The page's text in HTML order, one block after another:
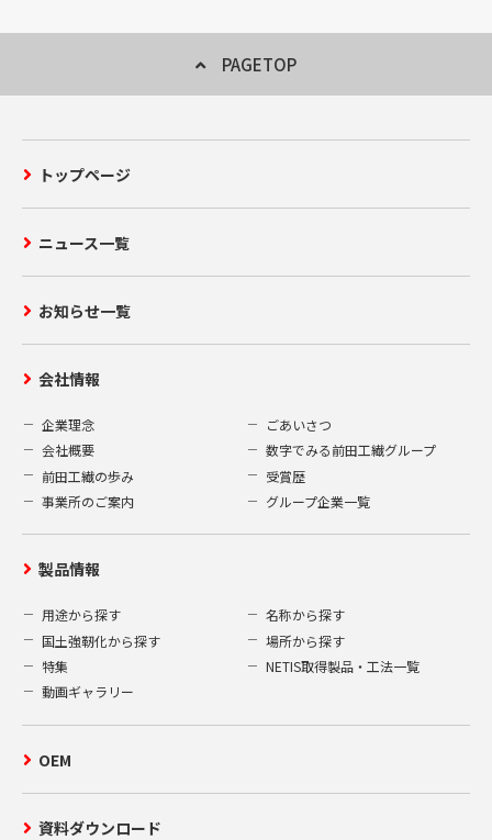
PAGETOP
トップページ
ニュース一覧
お知らせ一覧
会社情報
企業理念
ごあいさつ
会社概要
数字でみる前田工繊グループ
前田工繊の歩み
受賞歴
事業所のご案内
グループ企業一覧
製品情報
用途から探す
名称から探す
国土強靭化から探す
場所から探す
特集
NETIS取得製品・工法一覧
動画ギャラリー
OEM
資料ダウンロード